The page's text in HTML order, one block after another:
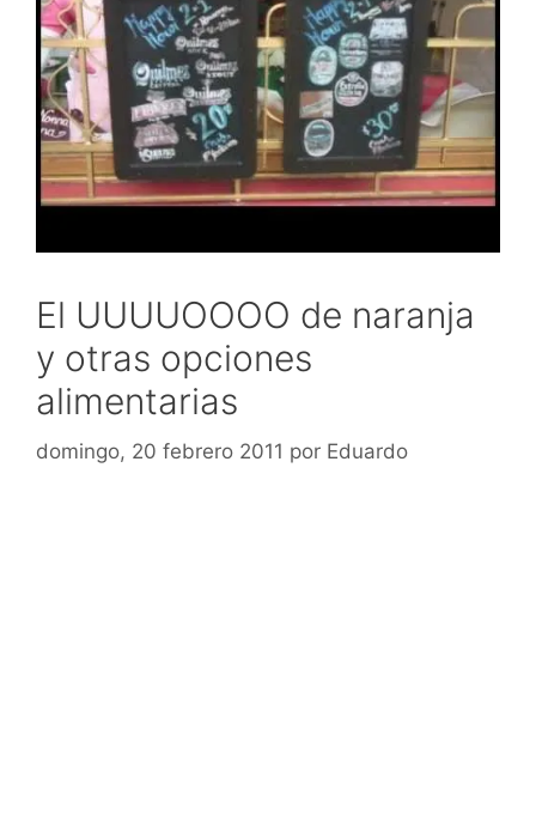
El UUUUOOOO de naranja
y otras opciones
alimentarias
domingo, 20 febrero 2011 por Eduardo